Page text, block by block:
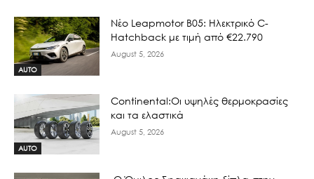
AUTO
Νέο Leapmotor B05: Ηλεκτρικό C-
Hatchback με τιμή από €22.790
August 5, 2026
AUTO
Continental:Οι υψηλές θερμοκρασίες
και τα ελαστικά
August 5, 2026